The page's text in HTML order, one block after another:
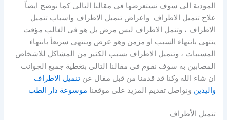
المؤدية الى سوف نستعرضها فى مقالنا التالى كما نوضح ايضاً
علاج تنميل الاطراف واعراض تنميل الاطراف واسباب تنميل
الاطراف ، وتنمل الاطراف ليس مرض بل هو فى الغالب مؤقت
ينتهى بانتهاء السبب او مزمن وهو عرض وينتهى سريعاً بانتهاء
المسببات ، وتنميل الاطراف يسبب الكثير من المشاكل للاشخاص
المصابين به سوف نقوم فى مقالنا التالى بتغطية جميع الجوانب
ان شاء الله وكنا قد قدمنا من قبل مقال عنتنميل الاطراف
واليدين ونواصل تقديم المزيد على موقعنا موسوعة دار الطب
تنميل الأطراف